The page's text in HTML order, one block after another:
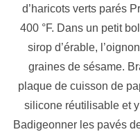
d’haricots verts parés
400 °F. Dans un petit
sirop d’érable,
graines de sésame.
plaque de cuisson de
silicone réutilisable et
Badigeonner les pavés